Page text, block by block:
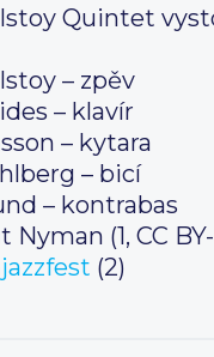
Quintet
– zpěv
– klavír
– kytara
– bicí
– kontrabas
(1, CC
(2)